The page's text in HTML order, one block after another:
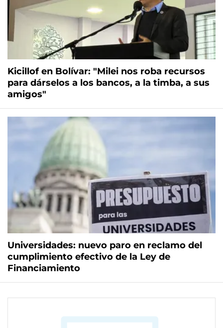
Kicillof en Bolívar: "Milei nos roba recursos
para dárselos a los bancos, a la timba, a sus
amigos"
Universidades: nuevo paro en reclamo del
cumplimiento efectivo de la Ley de
Financiamiento